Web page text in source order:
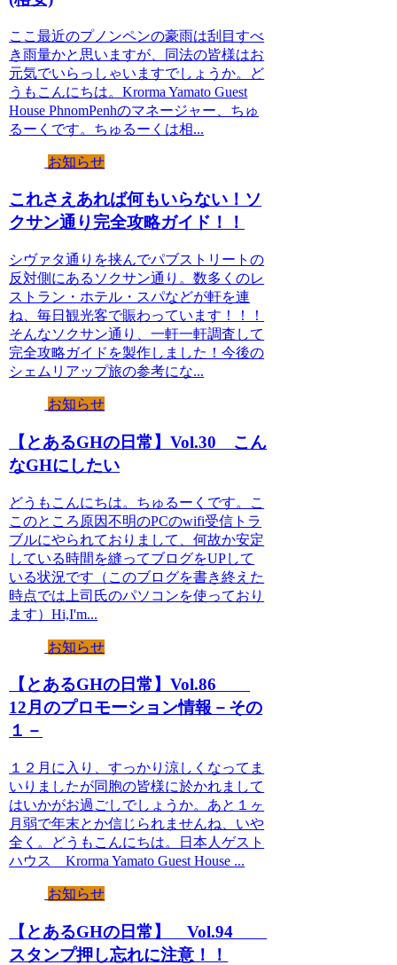
ここ最近のプノンペンの豪雨は刮目すべ
き雨量かと思いますが、同法の皆様はお
元気でいらっしゃいますでしょうか。ど
うもこんにちは。Krorma Yamato Guest
House PhnomPenhのマネージャー、ちゅ
るーくです。ちゅるーくは相...
お知らせ
これさえあれば何もいらない！ソ
クサン通り完全攻略ガイド！！
シヴァタ通りを挟んでパブストリートの
反対側にあるソクサン通り。数多くのレ
ストラン・ホテル・スパなどが軒を連
ね、毎日観光客で賑わっています！！！
そんなソクサン通り、一軒一軒調査して
完全攻略ガイドを製作しました！今後の
シェムリアップ旅の参考にな...
お知らせ
【とあるGHの日常】Vol.30 こん
なGHにしたい
どうもこんにちは。ちゅるーくです。こ
このところ原因不明のPCのwifi受信トラ
ブルにやられておりまして、何故か安定
している時間を縫ってブログをUPして
いる状況です（このブログを書き終えた
時点では上司氏のパソコンを使っており
ます）Hi,I'm...
お知らせ
【とあるGHの日常】Vol.86
12月のプロモーション情報－その
１－
１２月に入り、すっかり涼しくなってま
いりましたが同胞の皆様に於かれまして
はいかがお過ごしでしょうか。あと１ヶ
月弱で年末とか信じられませんね、いや
全く。どうもこんにちは。日本人ゲスト
ハウス Krorma Yamato Guest House ...
お知らせ
【とあるGHの日常】 Vol.94
スタンプ押し忘れに注意！！